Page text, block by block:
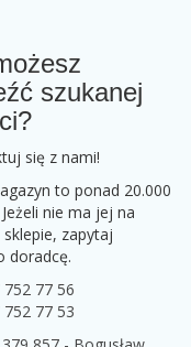
szukanej
się z nami!
to ponad 20.000
nie ma jej na
zapytaj
doradcę.
77 56
77 53